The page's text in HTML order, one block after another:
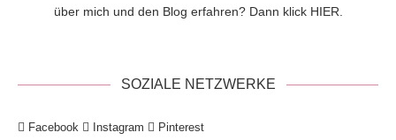
über mich und den Blog erfahren? Dann klick HIER
SOZIALE NETZWERKE
Facebook Instagram Pinterest